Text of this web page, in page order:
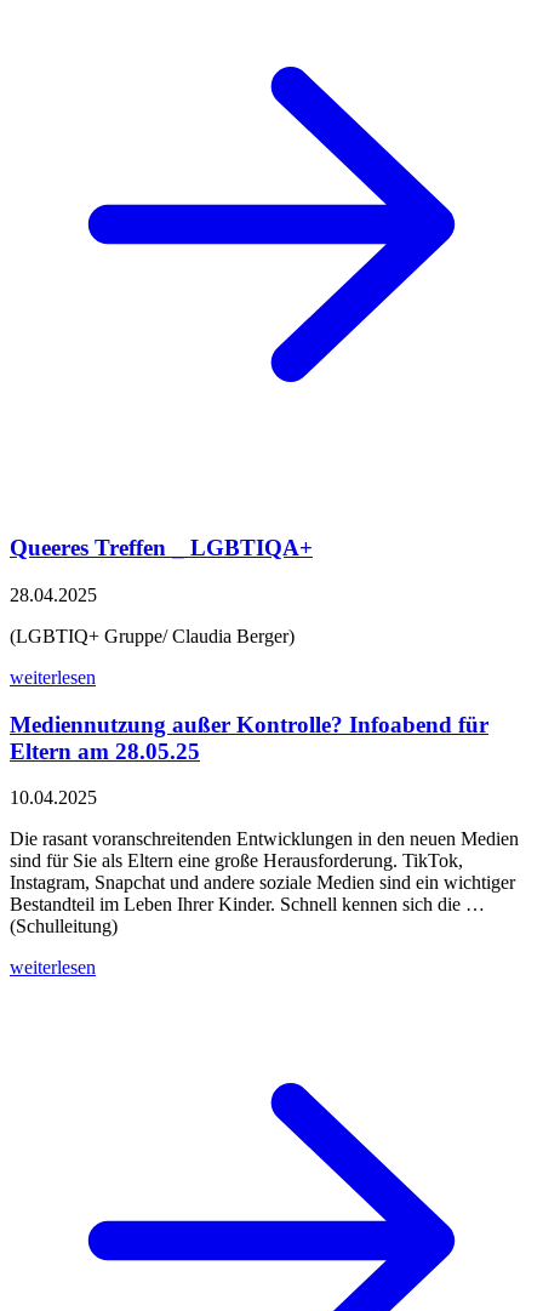
Queeres Treffen _ LGBTIQA+
28.04.2025
(LGBTIQ+ Gruppe/ Claudia Berger)
weiterlesen
Mediennutzung außer Kontrolle? Infoabend für
Eltern am 28.05.25
10.04.2025
Die rasant voranschreitenden Entwicklungen in den neuen Medien
sind für Sie als Eltern eine große Herausforderung. TikTok,
Instagram, Snapchat und andere soziale Medien sind ein wichtiger
Bestandteil im Leben Ihrer Kinder. Schnell kennen sich die …
(Schulleitung)
weiterlesen